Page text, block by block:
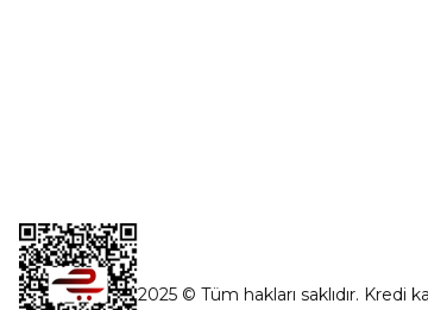
2025 © Tüm hakları saklıdır. Kredi